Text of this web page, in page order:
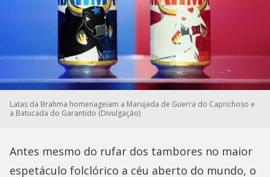
Latas da Brahma homenageiam a Marujada de Guerra do Caprichoso e
a Batucada do Garantido (Divulgação)
Antes mesmo do rufar dos tambores no maior
espetáculo folclórico a céu aberto do mundo, o